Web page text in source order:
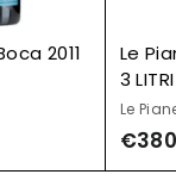
2011
Le
3 LITRI
Le